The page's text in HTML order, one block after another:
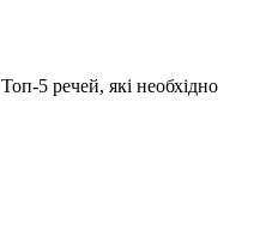
Топ-5 речей, які необхідно